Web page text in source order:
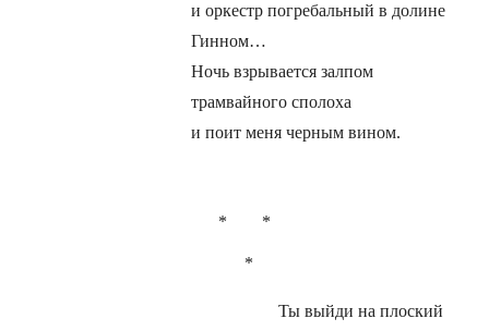
и оркестр погребальный в долине
Гинном…
Ночь взрывается залпом
трамвайного сполоха
и поит меня черным вином.
* *
*
Ты выйди на плоский